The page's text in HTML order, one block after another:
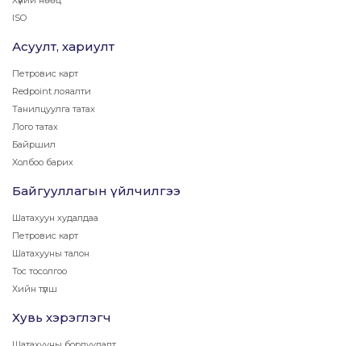
ISO
Асуулт, хариулт
Петровис карт
Redpoint лояалти
Танилцуулга татах
Лого татах
Байршил
Холбоо барих
Байгууллагын үйлчилгээ
Шатахуун худалдаа
Петровис карт
Шатахууны талон
Тос тосолгоо
Хийн түлш
Хувь хэрэглэгч